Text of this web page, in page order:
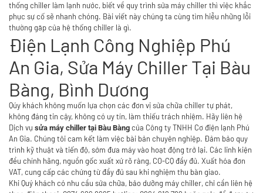
thống chiller làm lạnh nước, biết về quy trình sửa máy chiller thì việc khắc
phục sự cố sẽ nhanh chóng. Bài viết này chúng ta cùng tìm hiễu những lỗi
thường găp của hệ thống chiller là gì.
Điện Lạnh Công Nghiệp Phú
An Gia, Sửa Máy Chiller Tại Bàu
Bàng, Bình Dương
Qúy khách không muốn lựa chọn các đơn vị sửa chữa chiller tự phát,
không đáng tin cậy, không có uy tín, làm thiếu trách nhiệm. Hãy liên hệ
Dịch vụ sửa máy chiller tại Bàu Bàng của Công ty TNHH Cơ điện lạnh Phú
An Gia. Chúng tôi cam kết làm việc bài bản chuyên nghiệp. Đảm bảo quy
trình kỹ thuật và tiến độ, sớm đưa máy vào hoạt động trở lại. Các linh kiện
đều chính hãng, nguồn gốc xuất xứ rõ ràng, CO-CQ đầy đủ. Xuất hóa đơn
VAT, cung cấp các chứng từ đầy đủ sau khi nghiệm thu bàn giao.
Khi Quý khách có nhu cầu sửa chữa, bảo dưỡng máy chiller, chỉ cần liên hệ